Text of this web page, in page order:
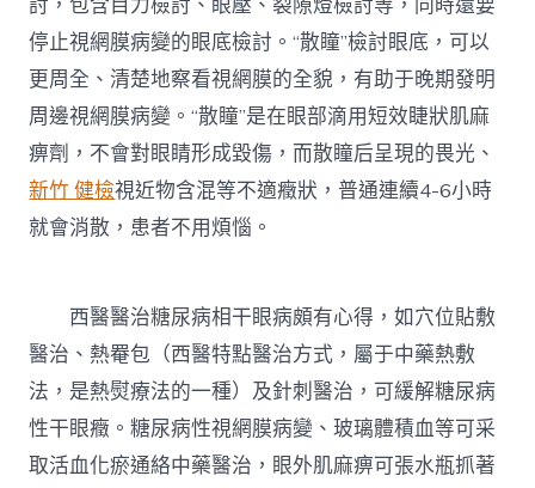
討，包含目力檢討、眼壓、裂隙燈檢討等，同時還要
停止視網膜病變的眼底檢討。“散瞳”檢討眼底，可以
更周全、清楚地察看視網膜的全貌，有助于晚期發明
周邊視網膜病變。“散瞳”是在眼部滴用短效睫狀肌麻
痹劑，不會對眼睛形成毀傷，而散瞳后呈現的畏光、
新竹 健檢視近物含混等不適癥狀，普通連續4-6小時
就會消散，患者不用煩惱。
西醫醫治糖尿病相干眼病頗有心得，如穴位貼敷
醫治、熱罨包（西醫特點醫治方式，屬于中藥熱敷
法，是熱熨療法的一種）及針刺醫治，可緩解糖尿病
性干眼癥。糖尿病性視網膜病變、玻璃體積血等可采
取活血化瘀通絡中藥醫治，眼外肌麻痹可張水瓶抓著